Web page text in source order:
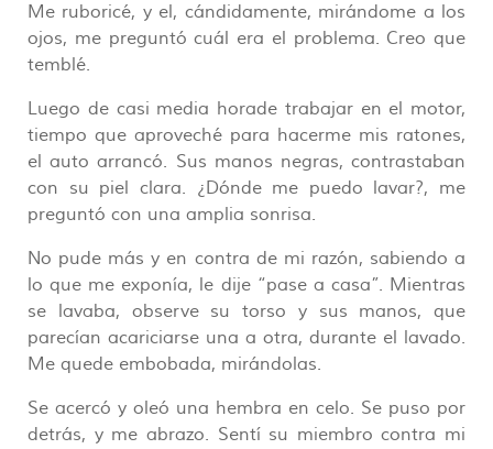
Me ruboricé, y el, cándidamente, mirándome a los
ojos, me preguntó cuál era el problema. Creo que
temblé.
Luego de casi media horade trabajar en el motor,
tiempo que aproveché para hacerme mis ratones,
el auto arrancó. Sus manos negras, contrastaban
con su piel clara. ¿Dónde me puedo lavar?, me
preguntó con una amplia sonrisa.
No pude más y en contra de mi razón, sabiendo a
lo que me exponía, le dije “pase a casa”. Mientras
se lavaba, observe su torso y sus manos, que
parecían acariciarse una a otra, durante el lavado.
Me quede embobada, mirándolas.
Se acercó y oleó una hembra en celo. Se puso por
detrás, y me abrazo. Sentí su miembro contra mi